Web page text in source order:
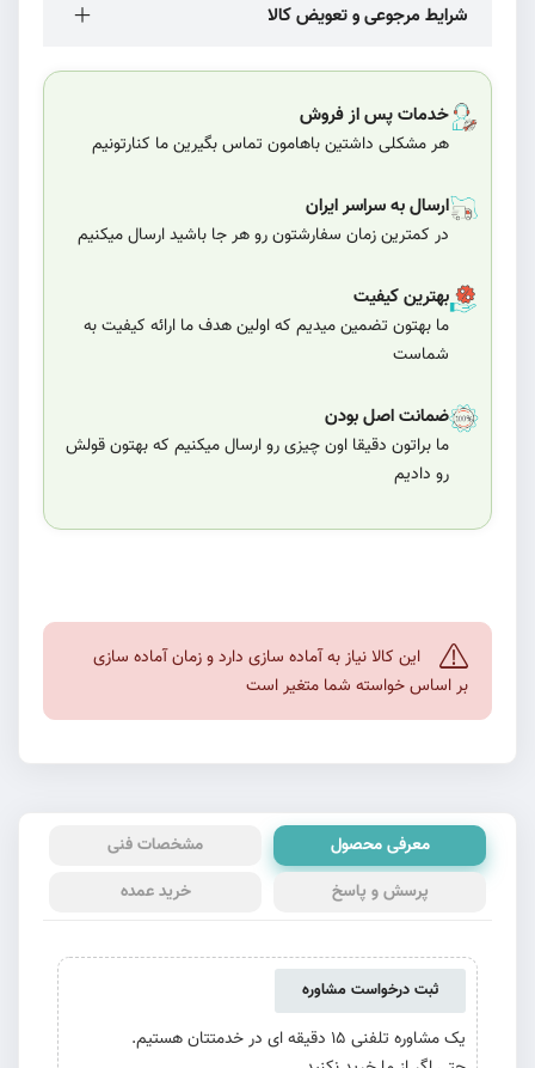
شرایط مرجوعی و تعویض کالا
خدمات پس از فروش
هر مشکلی داشتین باهامون تماس بگیرین ما کنارتونیم
ارسال به سراسر ایران
در کمترین زمان سفارشتون رو هر جا باشید ارسال میکنیم
بهترین کیفیت
ما بهتون تضمین میدیم که اولین هدف ما ارائه کیفیت به
شماست
ضمانت اصل بودن
ما براتون دقیقا اون چیزی رو ارسال میکنیم که بهتون قولش
رو دادیم
این کالا نیاز به آماده سازی دارد و زمان آماده سازی
بر اساس خواسته شما متغیر است
معرفی محصول
مشخصات فنی
پرسش و پاسخ
خرید عمده
ثبت درخواست مشاوره
یک مشاوره تلفنی 15 دقیقه ای در خدمتتان هستیم.